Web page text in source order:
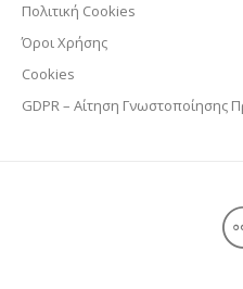
Πολιτική Cookies
Όροι Χρήσης
Cookies
GDPR – Αίτηση